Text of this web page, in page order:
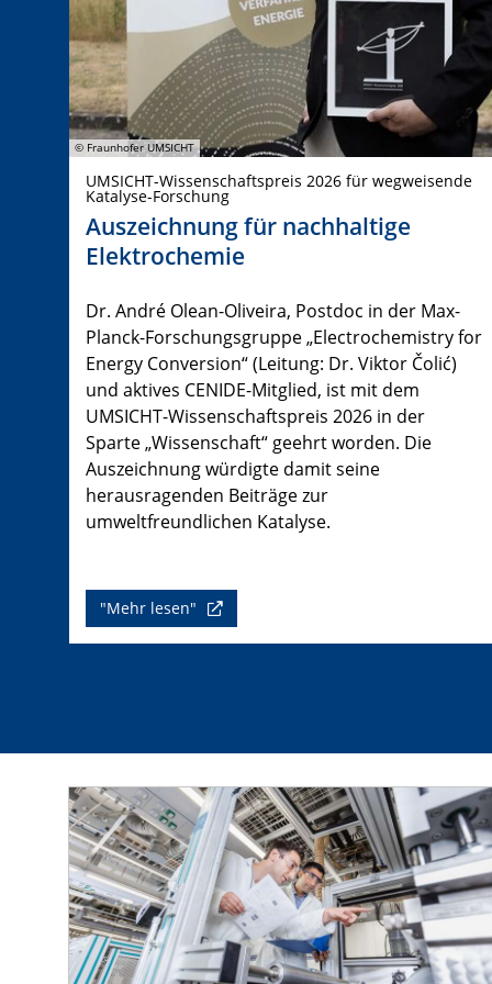
© Fraunhofer UMSICHT
UMSICHT-Wissenschaftspreis 2026 für wegweisende
Katalyse-Forschung
Auszeichnung für nachhaltige
Elektrochemie
Dr. André Olean-Oliveira, Postdoc in der Max-
Planck-Forschungsgruppe „Electrochemistry for
Energy Conversion“ (Leitung: Dr. Viktor Čolić)
und aktives CENIDE-Mitglied, ist mit dem
UMSICHT-Wissenschaftspreis 2026 in der
Sparte „Wissenschaft“ geehrt worden. Die
Auszeichnung würdigte damit seine
herausragenden Beiträge zur
umweltfreundlichen Katalyse.
"Mehr lesen"